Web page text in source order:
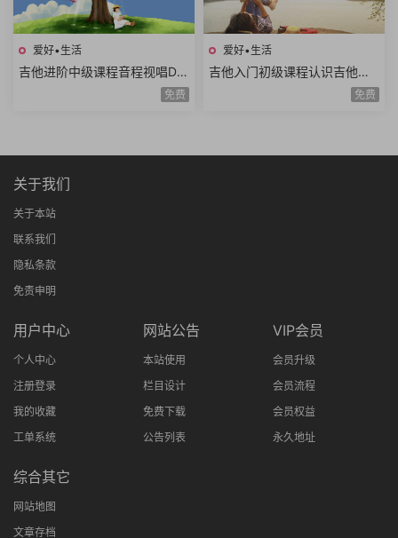
爱好•生活
吉他进阶中级课程音程视唱D调
和弦靠弦练习扫弦基础强五和
免费
爱好•生活
吉他入门初级课程认识吉他调
音调弦E调音阶弹唱练习基础乐
免费
关于我们
关于本站
联系我们
隐私条款
免责申明
用户中心
个人中心
注册登录
我的收藏
工单系统
网站公告
本站使用
栏目设计
免费下载
公告列表
VIP会员
会员升级
会员流程
会员权益
永久地址
综合其它
网站地图
文章存档